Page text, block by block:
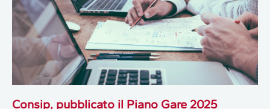
Consip, pubblicato il Piano Gare 2025